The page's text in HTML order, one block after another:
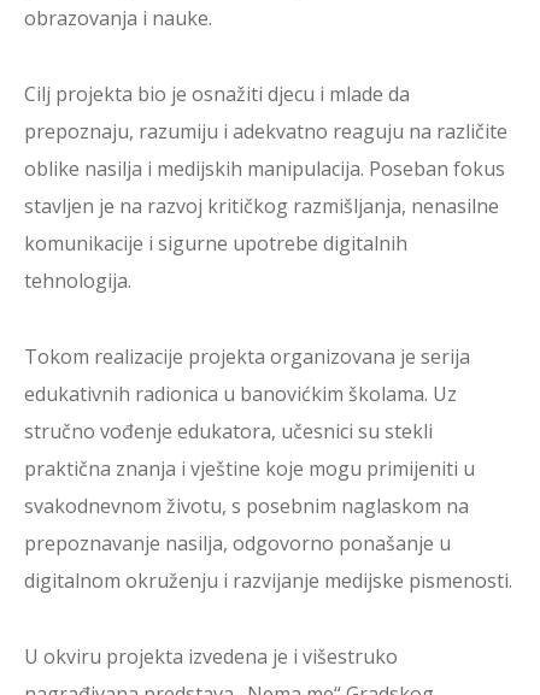
obrazovanja i nauke.
Cilj projekta bio je osnažiti djecu i mlade da
prepoznaju, razumiju i adekvatno reaguju na različite
oblike nasilja i medijskih manipulacija. Poseban fokus
stavljen je na razvoj kritičkog razmišljanja, nenasilne
komunikacije i sigurne upotrebe digitalnih
tehnologija.
Tokom realizacije projekta organizovana je serija
edukativnih radionica u banovićkim školama. Uz
stručno vođenje edukatora, učesnici su stekli
praktična znanja i vještine koje mogu primijeniti u
svakodnevnom životu, s posebnim naglaskom na
prepoznavanje nasilja, odgovorno ponašanje u
digitalnom okruženju i razvijanje medijske pismenosti.
U okviru projekta izvedena je i višestruko